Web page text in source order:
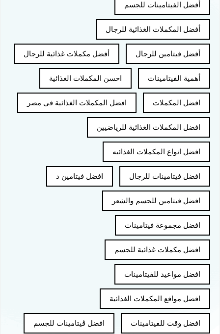
أفضل الفيتامينات للجسم
أفضل المكملات الغذائية للرجال
أفضل فيتامين للرجال أفضل مكملات غذائية للرجال
أهمية الفيتامينات احسن المكملات الغذائية
افضل المكملات افضل المكملات الغذائية في مصر
افضل المكملات الغذائية للرياضيين
افضل انواع المكملات الغذائيه
افضل فيتامينات للرجال افضل فيتامين د
افضل فيتامين للجسم والشعر
افضل مجموعة فيتامينات
افضل مكملات غذائية للجسم
افضل مواعيد للفيتامينات
افضل مواقع المكملات الغذائية
افضل وقت للفيتامينات افضل ڤيتامينات للجسم